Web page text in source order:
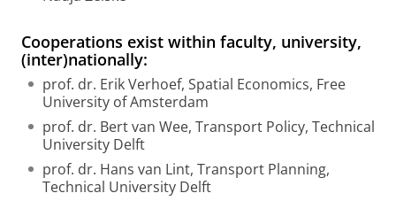
Cooperations exist within faculty, university,
(inter)nationally:
prof. dr. Erik Verhoef, Spatial Economics, Free
University of Amsterdam
prof. dr. Bert van Wee, Transport Policy, Technical
University Delft
prof. dr. Hans van Lint, Transport Planning,
Technical University Delft